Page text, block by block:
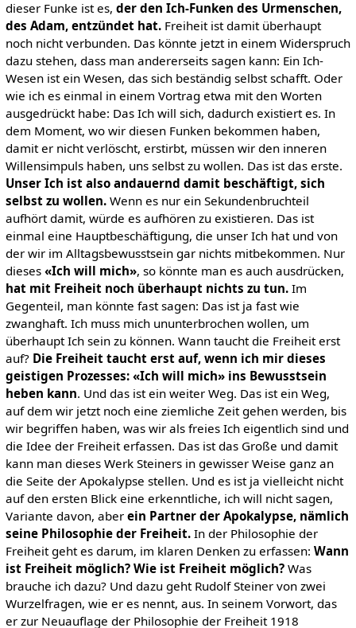
dieser Funke ist es, der den Ich-Funken des Urmenschen,
des Adam, entzündet hat.Freiheit ist damit überhaupt
noch nicht verbunden. Das könnte jetzt in einem Widerspruch
dazu stehen, dass man andererseits sagen kann: Ein Ich-
Wesen ist ein Wesen, das sich beständig selbst schafft. Oder
wie ich es einmal in einem Vortrag etwa mit den Worten
ausgedrückt habe: Das Ich will sich, dadurch existiert es. In
dem Moment, wo wir diesen Funken bekommen haben,
damit er nicht verlöscht, erstirbt, müssen wir den inneren
Willensimpuls haben, uns selbst zu wollen. Das ist das erste.
Unser Ich ist also andauernd damit beschäftigt, sich
selbst zu wollen.Wenn es nur ein Sekundenbruchteil
aufhört damit, würde es aufhören zu existieren. Das ist
einmal eine Hauptbeschäftigung, die unser Ich hat und von
der wir im Alltagsbewusstsein gar nichts mitbekommen. Nur
dieses «Ich will mich», so könnte man es auch ausdrücken,
hat mit Freiheit noch überhaupt nichts zu tun.Im
Gegenteil, man könnte fast sagen: Das ist ja fast wie
zwanghaft. Ich muss mich ununterbrochen wollen, um
überhaupt Ich sein zu können. Wann taucht die Freiheit erst
auf? Die Freiheit taucht erst auf, wenn ich mir dieses
geistigen Prozesses: «Ich will mich» ins Bewusstsein
heben kann. Und das ist ein weiter Weg. Das ist ein Weg,
auf dem wir jetzt noch eine ziemliche Zeit gehen werden, bis
wir begriffen haben, was wir als freies Ich eigentlich sind und
die Idee der Freiheit erfassen. Das ist das Große und damit
kann man dieses Werk Steiners in gewisser Weise ganz an
die Seite der Apokalypse stellen. Und es ist ja vielleicht nicht
auf den ersten Blick eine erkenntliche, ich will nicht sagen,
Variante davon, aber ein Partner der Apokalypse, nämlich
seine Philosophie der Freiheit.In der Philosophie der
Freiheit geht es darum, im klaren Denken zu erfassen: Wann
ist Freiheit möglich? Wie ist Freiheit möglich?Was
brauche ich dazu? Und dazu geht Rudolf Steiner von zwei
Wurzelfragen, wie er es nennt, aus. In seinem Vorwort, das
er zur Neuauflage der Philosophie der Freiheit 1918